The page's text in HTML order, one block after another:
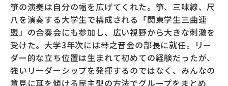
箏の演奏は自分の幅を広げてくれた。箏、三味線、尺
八を演奏する大学生で構成される「関東学生三曲連
盟」の合奏会にも参加し、広い視野から大きな刺激を
受けた。大学3年次には琴之音会の部長に就任。リー
ダー的な立ち位置は生まれて初めての経験だったが、
強いリーダーシップを発揮するのではなく、みんなの
意見に耳を傾ける民主型の方法でグループをまとめ